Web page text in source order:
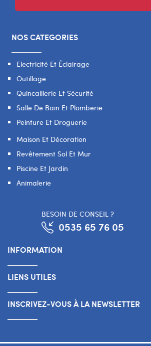
NOS CATEGORIES
Electricité Et Éclairage
Outillage
Quincaillerie Et Sécurité
Salle De Bain Et Plomberie
Peinture Et Droguerie
Maison Et Décoration
Revêtement Sol Et Mur
Piscine Et Jardin
Animalerie
BESOIN DE CONSEIL ?
0535 65 76 05
INFORMATION
LIENS UTILES
INSCRIVEZ-VOUS À LA NEWSLETTER